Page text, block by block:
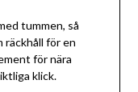
tummen, så
räckhåll för en
för nära
klick.